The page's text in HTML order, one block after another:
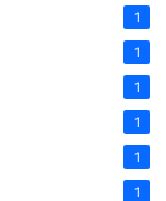
1
1
1
1
1
1